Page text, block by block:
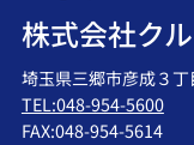
株式会社ク
埼玉県三郷市彦成３
TEL:048-954-5600
FAX:048-954-5614